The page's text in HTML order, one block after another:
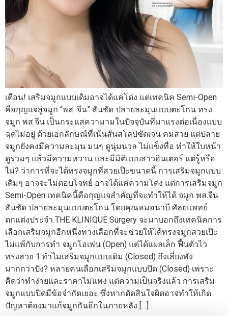
เตือน! เสริมจมูกแบบเดิมอาจได้แค่โด่ง แต่เทคนิค Semi-Open
คือกุญแจสู่จมูก “พส. จีน” สันชัด ปลายละมุนแบบตะโกน ทรง
จมูก พส.จีน เป็นกระแสความามในปัจจุบันที่มาแรงต่อเนื่องแบบ
ฉุดไม่อยู่ ด้วยเอกลักษณ์ที่เน้นสันสโลปชัดเจน คมสวย แต่ปลาย
จมูกยังคงมีความละมุน มนๆ ดูนุ่มนวล ไม่แข็งทื่อ ทำให้ใบหน้า
ดูรวมๆ แล้วมีความหวาน และมีมิติแบบสาวอินเตอร์ แต่รู้หรือ
ไม่? ว่าการที่จะได้ทรงจมูกที่สวยเป๊ะขนาดนี้ การเสริมจมูกแบบ
เดิมๆ อาจจะไม่ตอบโจทย์ อาจได้แค่ความโด่ง แต่การเสริมจมูก
Semi-Open เทคนิคนี้คือกุญแจสำคัญที่จะทำให้ได้ จมูก พส.จีน
สันชัด ปลายละมุนแบบตะโกน โดยคุณหมอนาบี ศัลยแพทย์
ตกแต่งประจำ THE KLINIQUE Surgery จะมาบอกถึงเทคนิคการ
เลือกเสริมจมูกอีกหนึ่งทางเลือกที่จะช่วยให้ได้ทรงจมูกสวยเป๊ะ
ไม่แพ้กับการทำ จมูกโอเพ่น (Open) แต่ได้แผลเล็ก ฟื้นตัวไว
ทรงสวย 1.ทำไมเสริมจมูกแบบเดิม (Closed) ถึงเสี่ยงพัง
มากกว่าปัง? หลายคนเลือกเสริมจมูกแบบปิด (Closed) เพราะ
คิดว่าทำง่ายและราคาไม่แพง แต่ความเป็นจริงแล้ว การเสริม
จมูกแบบปิดมีข้อจำกัดเยอะ ซึ่งหากตัดสินใจผิดอาจทำให้เกิด
ปัญหาต้องมาแก้จมูกกันอีกในภายหลัง […]